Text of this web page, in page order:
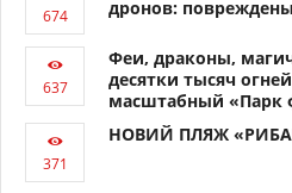
дронов:
Феи, драконы,
десятки тысяч
масштабный «Парк
НОВИЙ ПЛЯЖ